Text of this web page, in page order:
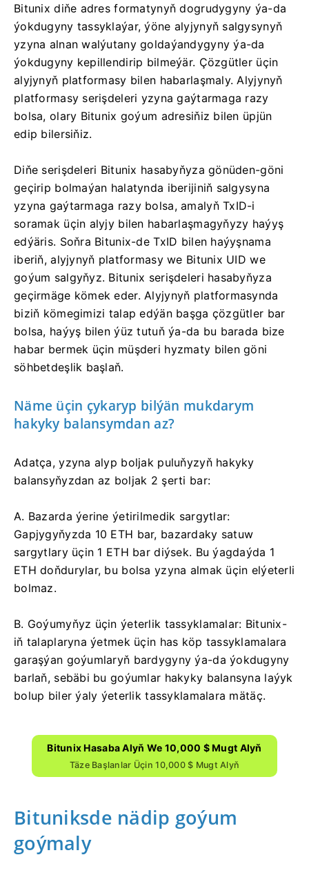
Bitunix diňe adres formatynyň dogrudygyny ýa-da
ýokdugyny tassyklaýar, ýöne alyjynyň salgysynyň
yzyna alnan walýutany goldaýandygyny ýa-da
ýokdugyny kepillendirip bilmeýär. Çözgütler üçin
alyjynyň platformasy bilen habarlaşmaly. Alyjynyň
platformasy serişdeleri yzyna gaýtarmaga razy
bolsa, olary Bitunix goýum adresiňiz bilen üpjün
edip bilersiňiz.
Diňe serişdeleri Bitunix hasabyňyza gönüden-göni
geçirip bolmaýan halatynda iberijiniň salgysyna
yzyna gaýtarmaga razy bolsa, amalyň TxID-i
soramak üçin alyjy bilen habarlaşmagyňyzy haýyş
edýäris. Soňra Bitunix-de TxID bilen haýyşnama
iberiň, alyjynyň platformasy we Bitunix UID we
goýum salgyňyz. Bitunix serişdeleri hasabyňyza
geçirmäge kömek eder. Alyjynyň platformasynda
biziň kömegimizi talap edýän başga çözgütler bar
bolsa, haýyş bilen ýüz tutuň ýa-da bu barada bize
habar bermek üçin müşderi hyzmaty bilen göni
söhbetdeşlik başlaň.
Näme üçin çykaryp bilýän mukdarym
hakyky balansymdan az?
Adatça, yzyna alyp boljak puluňyzyň hakyky
balansyňyzdan az boljak 2 şerti bar:
A. Bazarda ýerine ýetirilmedik sargytlar:
Gapjygyňyzda 10 ETH bar, bazardaky satuw
sargytlary üçin 1 ETH bar diýsek. Bu ýagdaýda 1
ETH doňdurylar, bu bolsa yzyna almak üçin elýeterli
bolmaz.
B. Goýumyňyz üçin ýeterlik tassyklamalar: Bitunix-
iň talaplaryna ýetmek üçin has köp tassyklamalara
garaşýan goýumlaryň bardygyny ýa-da ýokdugyny
barlaň, sebäbi bu goýumlar hakyky balansyna laýyk
bolup biler ýaly ýeterlik tassyklamalara mätäç.
Bitunix Hasaba Alyň We 10,000 $ Mugt Alyň
Täze Başlanlar Üçin 10,000 $ Mugt Alyň
Bituniksde nädip goýum
goýmaly